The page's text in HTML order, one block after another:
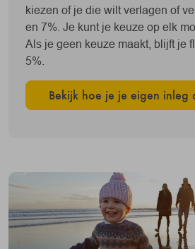
kiezen of je die wilt verlagen of
en 7%. Je kunt je keuze op elk
Als je geen keuze maakt, blijft je
5%.
Bekijk hoe je je eigen inleg